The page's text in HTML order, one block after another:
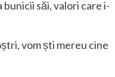
săi, valori care i-
vom ști mereu cine